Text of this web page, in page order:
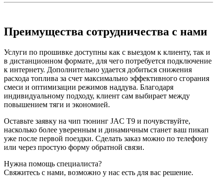
Преимущества сотрудничества с нами
Услуги по прошивке доступны как с выездом к клиенту, так и
в дистанционном формате, для чего потребуется подключение
к интернету. Дополнительно удается добиться снижения
расхода топлива за счет максимально эффективного сгорания
смеси и оптимизации режимов наддува. Благодаря
индивидуальному подходу, клиент сам выбирает между
повышением тяги и экономией.
Оставьте заявку на чип тюнинг JAC T9 и почувствуйте,
насколько более уверенным и динамичным станет ваш пикап
уже после первой поездки. Сделать заказ можно по телефону
или через простую форму обратной связи.
Нужна помощь специалиста?
Свяжитесь с нами, возможно у нас есть для вас решение.